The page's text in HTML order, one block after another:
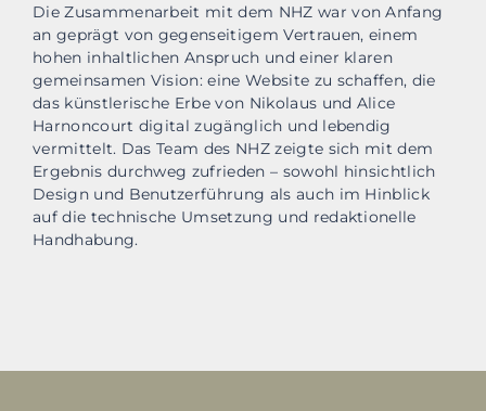
Die Zusammenarbeit mit dem NHZ war von Anfang
an geprägt von gegenseitigem Vertrauen, einem
hohen inhaltlichen Anspruch und einer klaren
gemeinsamen Vision: eine Website zu schaffen, die
das künstlerische Erbe von Nikolaus und Alice
Harnoncourt digital zugänglich und lebendig
vermittelt. Das Team des NHZ zeigte sich mit dem
Ergebnis durchweg zufrieden – sowohl hinsichtlich
Design und Benutzerführung als auch im Hinblick
auf die technische Umsetzung und redaktionelle
Handhabung.